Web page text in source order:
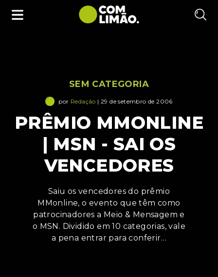
SEM CATEGORIA
por Redação | 29 de setembro de 2006
PRÊMIO MMONLINE
| MSN - SAI OS
VENCEDORES
Saiu os vencedores do prêmio
MMonline, o evento que têm como
patrocinadores a Meio & Mensagem e
o MSN. Dividido em 10 categorias, vale
a pena entrar para conferir…